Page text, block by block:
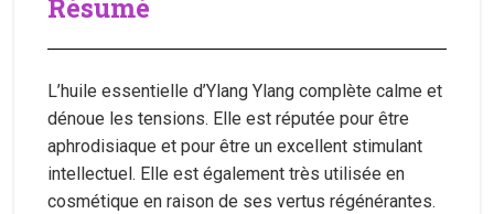
Résumé
L’huile essentielle d’Ylang Ylang complète calme et
dénoue les tensions. Elle est réputée pour être
aphrodisiaque et pour être un excellent stimulant
intellectuel. Elle est également très utilisée en
cosmétique en raison de ses vertus régénérantes.